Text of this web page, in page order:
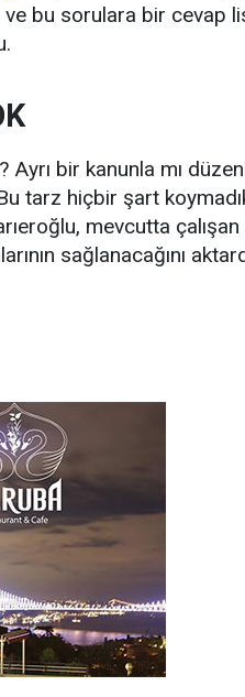
ve bu sorulara bir cevap
bir kanunla mı
tarz hiçbir şart
mevcutta
sağlanacağını